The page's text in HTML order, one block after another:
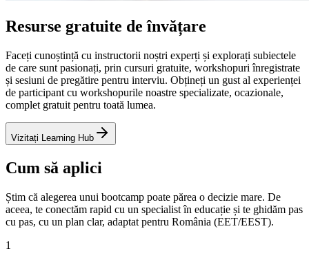
Resurse gratuite de învățare
Faceți cunoștință cu instructorii noștri experți și explorați subiectele
de care sunt pasionați, prin cursuri gratuite, workshopuri înregistrate
și sesiuni de pregătire pentru interviu. Obțineți un gust al experienței
de participant cu workshopurile noastre specializate, ocazionale,
complet gratuit pentru toată lumea.
Vizitați Learning Hub
Cum să aplici
Știm că alegerea unui bootcamp poate părea o decizie mare. De
aceea, te conectăm rapid cu un specialist în educație și te ghidăm pas
cu pas, cu un plan clar, adaptat pentru România (EET/EEST).
1